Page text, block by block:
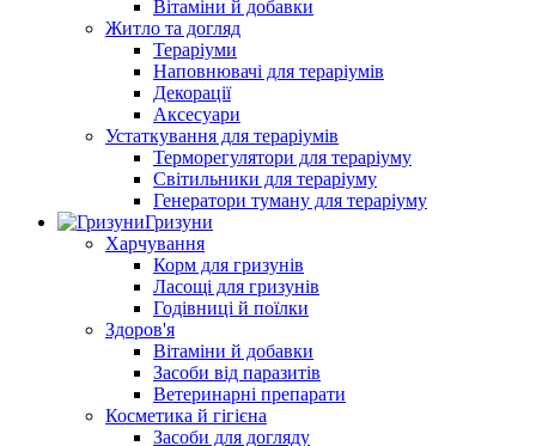
Вітаміни й добавки
Житло та догляд
Тераріуми
Наповнювачі для тераріумів
Декорації
Аксесуари
Устаткування для тераріумів
Терморегулятори для тераріуму
Світильники для тераріуму
Генератори туману для тераріуму
Гризуни
Харчування
Корм для гризунів
Ласощі для гризунів
Годівниці й поїлки
Здоров'я
Вітаміни й добавки
Засоби від паразитів
Ветеринарні препарати
Косметика й гігієна
Засоби для догляду